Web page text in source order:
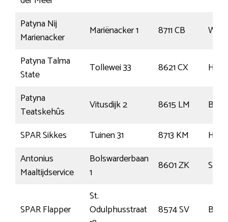
Patyna Nij
Marienacker
Mariënacker 1 8711 CB
Patyna Talma
State
Tollewei 33 8621 CX
Heeg
Patyna
Teatskehûs
Vitusdijk 2 8615 LM
SPAR Sikkes
Tuinen 31 8713 KM
Antonius
Maaltijdservice
Bolswarderbaan
1
8601 ZK
SPAR Flapper
St.
Odulphusstraat
8574 SV